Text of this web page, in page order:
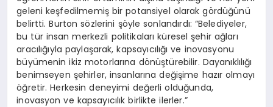
geleni keşfedilmemiş bir potansiyel olarak gördüğünü
belirtti. Burton sözlerini şöyle sonlandırdı: “Belediyeler,
bu tür insan merkezli politikaları küresel şehir ağları
aracılığıyla paylaşarak, kapsayıcılığı ve inovasyonu
büyümenin ikiz motorlarına dönüştürebilir. Dayanıklılığı
benimseyen şehirler, insanlarına değişime hazır olmayı
öğretir. Herkesin deneyimi değerli olduğunda,
inovasyon ve kapsayıcılık birlikte ilerler.”